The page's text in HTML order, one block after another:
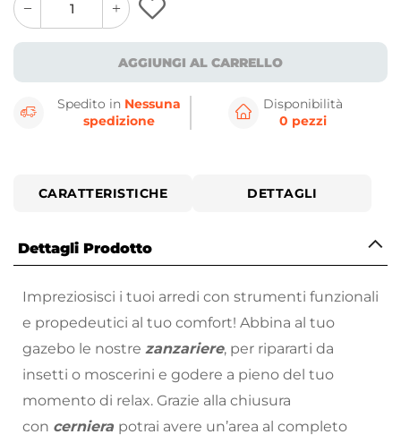
quantity
button
quantity
minus
button
AGGIUNGI AL CARRELLO
Spedito in Nessuna
spedizione
Disponibilità
0 pezzi
CARATTERISTICHE DETTAGLI
Dettagli Prodotto
Impreziosisci i tuoi arredi con strumenti funzionali
e propedeutici al tuo comfort! Abbina al tuo
gazebo le nostre zanzariere, per ripararti da
insetti o moscerini e godere a pieno del tuo
momento di relax. Grazie alla chiusura
con cerniera potrai avere un’area al completo